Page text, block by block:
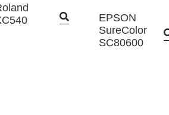
EPSON
SureColor
SC80600